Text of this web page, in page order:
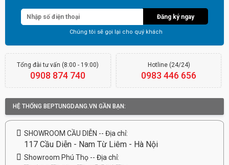
Đăng ký ngay
Chúng tôi sẽ gọi lại cho quý khách
Tổng đài tư vấn (8:00 - 19:00)
0908 874 740
Hotline (24/24)
0983 446 656
HỆ THỐNG BEPTUNGDANG.VN GẦN BẠN:
SHOWROOM CẦU DIỄN -- Địa chỉ:
117 Cầu Diễn - Nam Từ Liêm - Hà Nội
Showroom Phú Thọ -- Địa chỉ: